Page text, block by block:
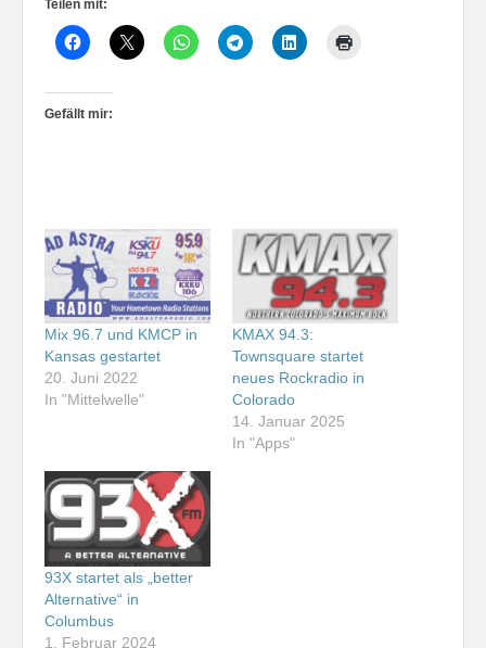
Teilen mit:
Gefällt mir:
Mix 96.7 und KMCP in
Kansas gestartet
20. Juni 2022
In "Mittelwelle"
KMAX 94.3:
Townsquare startet
neues Rockradio in
Colorado
14. Januar 2025
In "Apps"
93X startet als „better
Alternative“ in
Columbus
1. Februar 2024